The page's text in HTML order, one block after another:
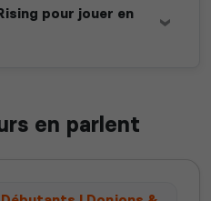
pour jouer en
en parlent